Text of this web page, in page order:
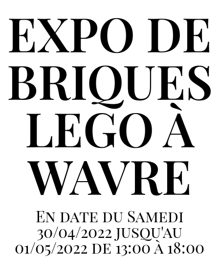
EXPO DE
BRIQUES
LEGO À
WAVRE
En date du Samedi
30/04/2022 jusqu'au
01/05/2022 de 13:00 à 18:00